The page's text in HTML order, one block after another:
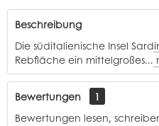
Beschreibung
Die süditalienische Insel
Rebfläche ein mittelgroßes...
Bewertungen
1
Bewertungen lesen,